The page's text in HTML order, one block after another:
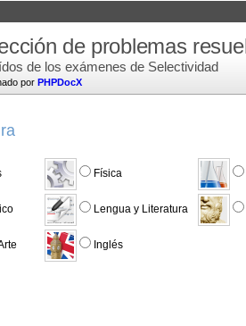
por PHPDocX
de problemas
de los exámenes de Selectividad
Física
Lengua y Literatura
Inglés